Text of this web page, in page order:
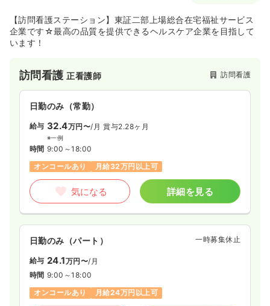
【訪問看護ステーション】東証二部上場総合在宅福祉サービス
企業です☆最高の品質を提供できるヘルスケア企業を目指して
います！
訪問看護正看護師 訪問看護
日勤のみ（常勤）
給与 32.4万円〜/月 賞与2.28ヶ月
※一例
時間 9:00～18:00
オンコールあり
月給32万円以上可
気になる 詳細を見る
日勤のみ（パート） 一時募集休止
給与 24.1万円〜/月
時間 9:00～18:00
オンコールあり
月給24万円以上可